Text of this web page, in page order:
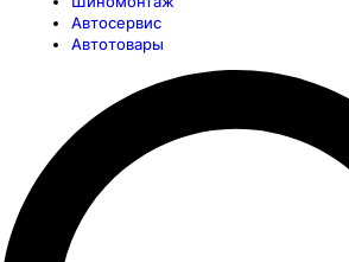
Автосервис
Автотовары